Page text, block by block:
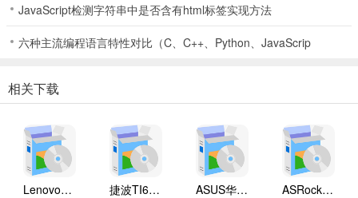
JavaScript检测字符串中是否含有html标签实现方法
六种主流编程语言特性对比（C、C++、Python、JavaScrip
相关下载
Lenovo联想 Ideapad Z465/Z565系列笔记本 声卡驱动
捷波TI61AG-A主板BIOS
ASUS华硕F1A55-M LX3 R2.0主板BIOS
ASRock华擎IMB-A160主板BIOS